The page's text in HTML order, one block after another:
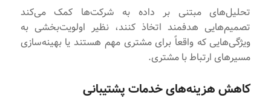
تحلیل‌های مبتنی بر داده به شرکت‌ها کمک می‌کند
تصمیم‌هایی هدفمند اتخاذ کنند، نظیر اولویت‌بخشی به
ویژگی‌هایی که واقعاً برای مشتری مهم هستند یا بهینه‌سازی
مسیرهای ارتباط با مشتری.
کاهش هزینه‌های خدمات پشتیبانی